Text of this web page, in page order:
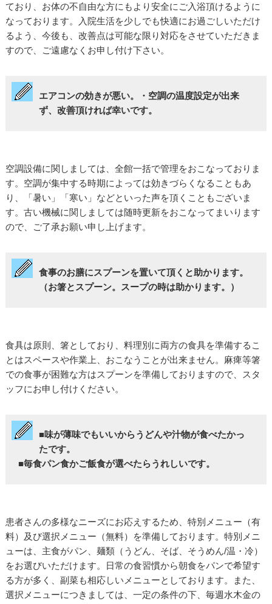
ており、お体の不自由な方にもより安全にご入浴頂けるように
なっております。入院生活を少しでも快適にお過ごしいただけ
るよう、今後も、改善点は可能な限り対応をさせていただきま
すので、ご遠慮なくお申し付け下さい。
エアコンの効きが悪い。・空調の温度設定が出来
ず、改善頂ければ幸いです。
空調設備に関しましては、全館一括で管理をおこなっておりま
す。空調が集中する時期によっては効きづらくなることもあ
り、「暑い」「寒い」などといった声を頂くこともございま
す。古い機械に関しましては随時更新をおこなってまいります
ので、ご了承お願い申し上げます。
食事のお膳にスプーンを置いて頂くと助かります。
（お箸とスプーン。スープの時は助かります。）
食具は原則、箸としており、料理別に両方の食具を準備するこ
とはスペースや作業上、おこなうことが出来ません。麻痺等箸
での食事が困難な方はスプーンを準備しておりますので、スタ
ッフにお申し付けください。
■味が薄味でもいいからうどんや汁物が食べたかっ
たです。
■毎食パン食かご飯食が選べたらうれしいです。
患者さんの多様なニーズにお応えするため、特別メニュー（有
料）及び選択メニュー（無料）を準備しております。特別メニ
ューは、主食がパン、麺類（うどん、そば、そうめん/温・冷）
をお選びいただけます。日常の食習慣から朝食をパンで希望す
る方が多く、副菜も相応しいメニューとしております。また、
選択メニューにつきましては、一定の条件の下、毎週水木金の